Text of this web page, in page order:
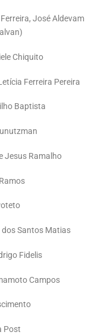
José Aldevam
Chiquito
Ferreira Pereira
Baptista
Jesus Ramalho
dos Santos Matias
Fidelis
Campos
Post